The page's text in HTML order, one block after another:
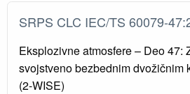
SRPS CLC IEC/TS 60079-
Eksplozivne atmosfere – Deo 47:
svojstveno bezbednim dvožičnim
(2-WISE)